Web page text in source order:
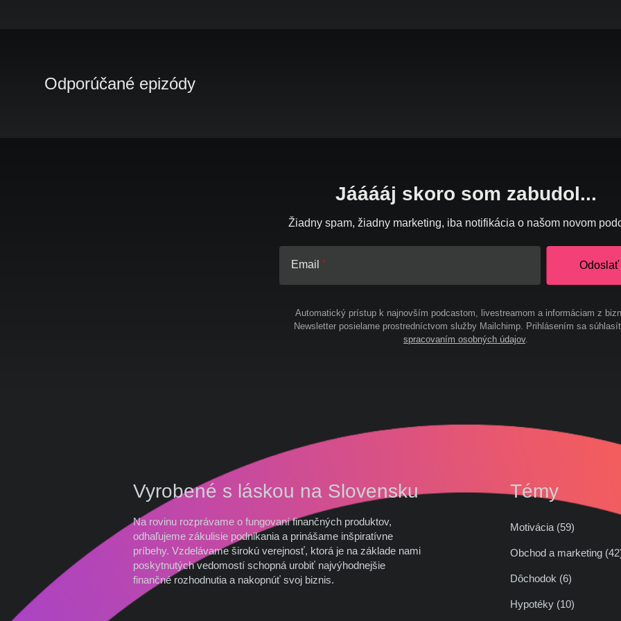
Odporúčané epizódy
Jááááj skoro som zabudol...
Žiadny spam, žiadny marketing, iba notifikácia o našom novom
Email Odoslať
Automatický prístup k najnovším podcastom, livestreamom a informáciam z
Newsletter posielame prostredníctvom služby Mailchimp. Prihlásením sa
spracovaním osobných údajov.
Vyrobené s láskou na Slovensku
Na rovinu rozprávame o fungovaní finančných produktov,
odhaľujeme zákulisie podnikania a prinášame inšpiratívne
príbehy. Vzdelávame širokú verejnosť, ktorá je na základe nami
poskytnutých vedomostí schopná urobiť najvýhodnejšie
finančné rozhodnutia a nakopnúť svoj biznis.
Témy
Motivácia (59)
Obchod a
Dôchodok (6)
Hypotéky (10)